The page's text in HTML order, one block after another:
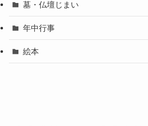
墓・仏壇じまい
年中行事
絵本